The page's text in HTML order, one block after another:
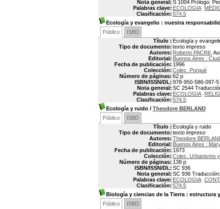
Nota general: S 1004 Prólogo:
Palabras clave: ECOLOGIA
Clasificación: 574.5
Ecología y evangelio : nuestra
Público
ISBD
Título : Ecología y
Tipo de documento: texto impreso
Autores: Roberto PACINI ,
Editorial: Buenos Aires :
Fecha de publicación: 1996
Colección: Colec. Porqué
Número de páginas: 62 p
ISBN/ISSN/DL: 978-950-586-097-5
Nota general: SC 2544
Palabras clave: ECOLOGIA
Clasificación: 574.5
Ecología y ruido / Theodore BERLAND
Público
ISBD
Título : Ecología y ruido
Tipo de documento: texto impreso
Autores: Theodore
Editorial: Buenos Aires :
Fecha de publicación: 1973
Colección: Colec. Urbanismo
Número de páginas: 138 p
ISBN/ISSN/DL: SC 936
Nota general: SC 936
Palabras clave: ECOLOGIA
Clasificación: 574.5
Biología y ciencias de la Tierra : estructura
Público
ISBD